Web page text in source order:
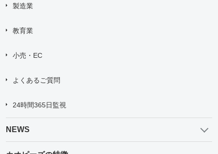
製造業
教育業
小売・EC
よくあるご質問
24時間365日監視
NEWS